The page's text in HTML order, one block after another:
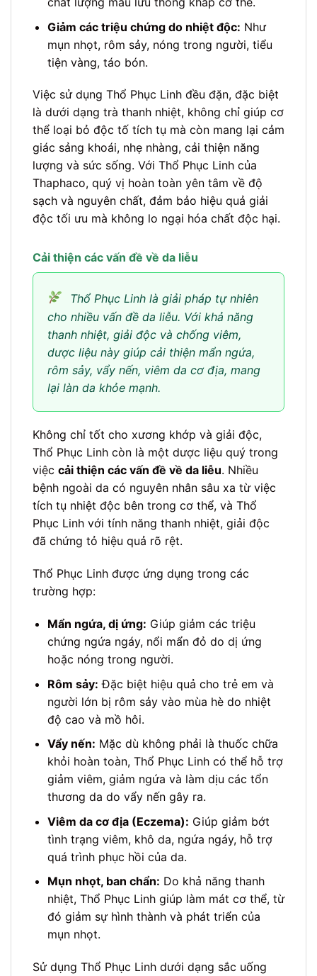
Giảm các triệu chứng do nhiệt độc: Như
mụn nhọt, rôm sảy, nóng trong người, tiểu
tiện vàng, táo bón.
Việc sử dụng Thổ Phục Linh đều đặn, đặc biệt
là dưới dạng trà thanh nhiệt, không chỉ giúp cơ
thể loại bỏ độc tố tích tụ mà còn mang lại cảm
giác sảng khoái, nhẹ nhàng, cải thiện năng
lượng và sức sống. Với Thổ Phục Linh của
Thaphaco, quý vị hoàn toàn yên tâm về độ
sạch và nguyên chất, đảm bảo hiệu quả giải
độc tối ưu mà không lo ngại hóa chất độc hại.
Cải thiện các vấn đề về da liễu
Thổ Phục Linh là giải pháp tự nhiên
cho nhiều vấn đề da liễu. Với khả năng
thanh nhiệt, giải độc và chống viêm,
dược liệu này giúp cải thiện mẩn ngứa,
rôm sảy, vẩy nến, viêm da cơ địa, mang
lại làn da khỏe mạnh.
Không chỉ tốt cho xương khớp và giải độc,
Thổ Phục Linh còn là một dược liệu quý trong
việc cải thiện các vấn đề về da liễu. Nhiều
bệnh ngoài da có nguyên nhân sâu xa từ việc
tích tụ nhiệt độc bên trong cơ thể, và Thổ
Phục Linh với tính năng thanh nhiệt, giải độc
đã chứng tỏ hiệu quả rõ rệt.
Thổ Phục Linh được ứng dụng trong các
trường hợp:
Mẩn ngứa, dị ứng: Giúp giảm các triệu
chứng ngứa ngáy, nổi mẩn đỏ do dị ứng
hoặc nóng trong người.
Rôm sảy: Đặc biệt hiệu quả cho trẻ em và
người lớn bị rôm sảy vào mùa hè do nhiệt
độ cao và mồ hôi.
Vẩy nến: Mặc dù không phải là thuốc chữa
khỏi hoàn toàn, Thổ Phục Linh có thể hỗ trợ
giảm viêm, giảm ngứa và làm dịu các tổn
thương da do vẩy nến gây ra.
Viêm da cơ địa (Eczema): Giúp giảm bớt
tình trạng viêm, khô da, ngứa ngáy, hỗ trợ
quá trình phục hồi của da.
Mụn nhọt, ban chẩn: Do khả năng thanh
nhiệt, Thổ Phục Linh giúp làm mát cơ thể, từ
đó giảm sự hình thành và phát triển của
mụn nhọt.
Sử dụng Thổ Phục Linh dưới dạng sắc uống